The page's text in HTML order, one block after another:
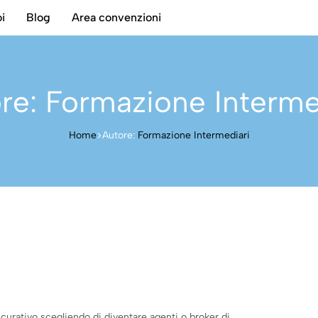
Blog Area convenzioni
Formazione
Home Autore: Formazione Intermediari